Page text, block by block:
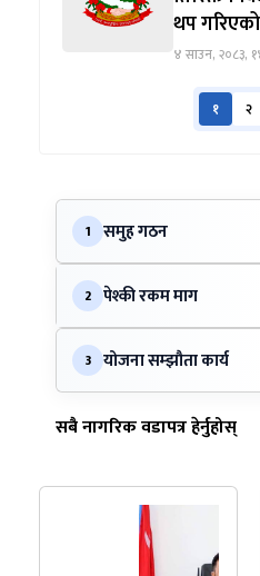
थप
४ साउन, २०८३,
१ २
1 समुह गठन
2 पेश्की रकम माग
3 योजना सम्झौता कार्य
सबै नागरिक वडापत्र हेर्नुहोस्